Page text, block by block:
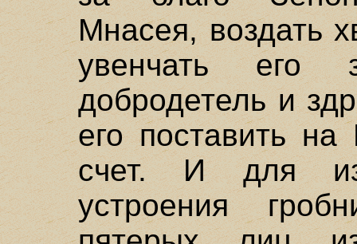
Мнасея, воздать
увенчать его
добродетель и
его поставить
счет. И для
устроения